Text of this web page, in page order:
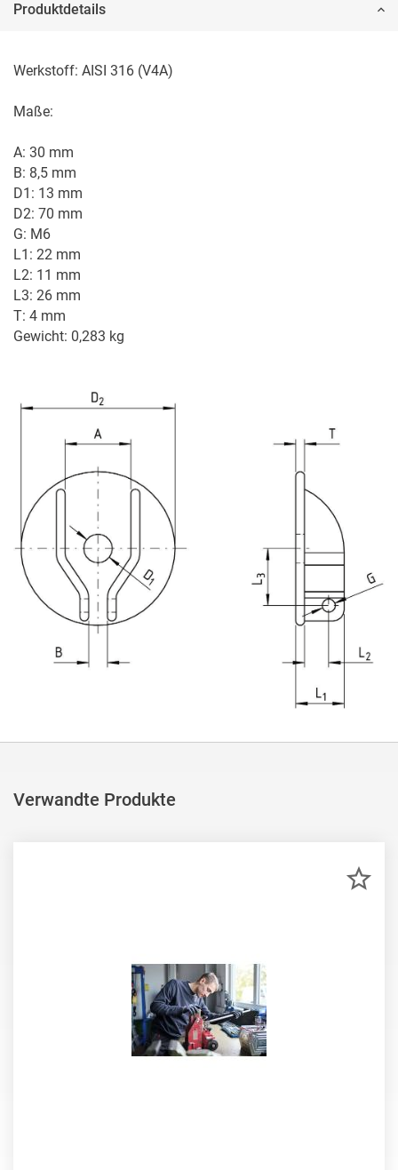
Produktdetails
Werkstoff: AISI 316 (V4A)
Maße:
A: 30 mm
B: 8,5 mm
D1: 13 mm
D2: 70 mm
G: M6
L1: 22 mm
L2: 11 mm
L3: 26 mm
T: 4 mm
Gewicht: 0,283 kg
Verwandte Produkte